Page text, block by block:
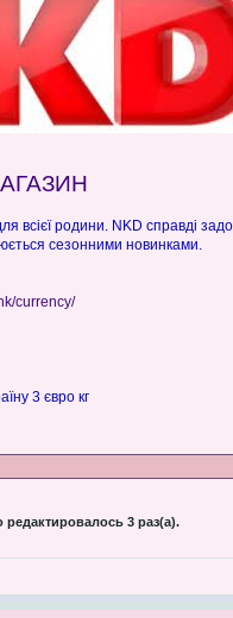
всієї родини. NKD справді
сезонними новинками.
currency/
3 євро кг
3 раз(а).